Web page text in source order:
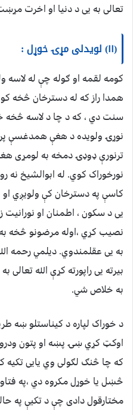
تعالی به یی د دنیا او اخرت
(۱۱) لویدلی مړۍ خوړل :
کومه لقمه او ګوله چې له
همدا راز که له دسترخان څخه
سنت دي ، که د چا د لاسه څخه
نوړۍ ولویده د هغې همدغسې
ترنورې ډوډۍ دمخه به لومړی
نورخوراک کوي. له ابوالشیخ
کاسې په دسترخان کې ولویږي او
یی د سکون ، اطمنان او
نصیب کړي ،اوله مرضونو څخه به
به یی عقلمندوي. دیلمي رحمه
بیرته یی راپورته کړې الله
به خلاص شي.
د خوراک لپاره د کیناستلو ښه
اوکټ کړي ښۍ پښه او پتون
که چا څنګ لګولی وي یایی
څښل یا خوړل مکروه دي ،په
مختارقول دادی چې د تکیې په